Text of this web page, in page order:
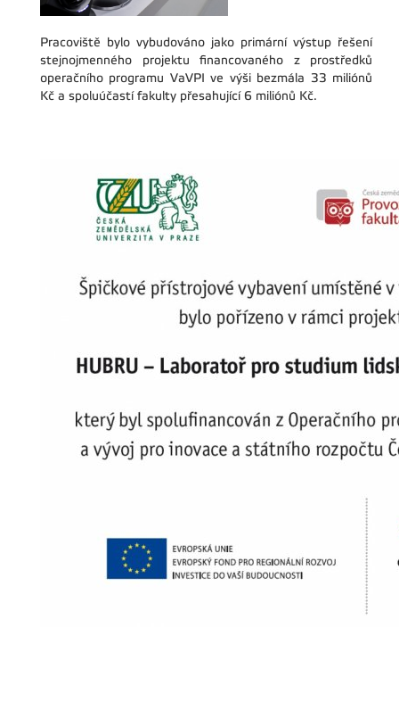
Pracoviště bylo vybudováno jako primární výstup řešení
stejnojmenného projektu financovaného z prostředků
operačního programu VaVPI ve výši bezmála 33 miliónů
Kč a spoluúčastí fakulty přesahující 6 miliónů Kč.